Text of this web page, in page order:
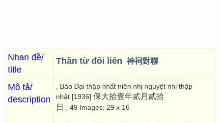
Nhan đề/
title
Thần từ đối liên 神祠對聯
Mô tả/
description
, Bảo Đại thập nhất niên nhị nguyệt nhị thập
nhật [1936] 保大拾壹年貳月貳拾
日
. 49 Images; 29 x 16